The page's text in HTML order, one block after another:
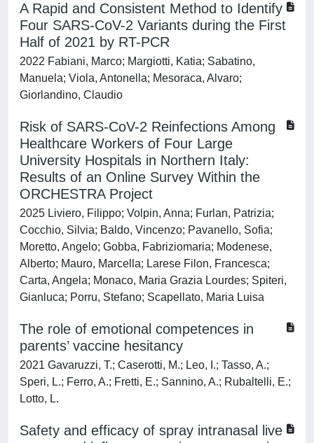
A Rapid and Consistent Method to Identify
Four SARS-CoV-2 Variants during the First
Half of 2021 by RT-PCR
2022 Fabiani, Marco; Margiotti, Katia; Sabatino,
Manuela; Viola, Antonella; Mesoraca, Alvaro;
Giorlandino, Claudio
Risk of SARS-CoV-2 Reinfections Among
Healthcare Workers of Four Large
University Hospitals in Northern Italy:
Results of an Online Survey Within the
ORCHESTRA Project
2025 Liviero, Filippo; Volpin, Anna; Furlan, Patrizia;
Cocchio, Silvia; Baldo, Vincenzo; Pavanello, Sofia;
Moretto, Angelo; Gobba, Fabriziomaria; Modenese,
Alberto; Mauro, Marcella; Larese Filon, Francesca;
Carta, Angela; Monaco, Maria Grazia Lourdes; Spiteri,
Gianluca; Porru, Stefano; Scapellato, Maria Luisa
The role of emotional competences in
parents’ vaccine hesitancy
2021 Gavaruzzi, T.; Caserotti, M.; Leo, I.; Tasso, A.;
Speri, L.; Ferro, A.; Fretti, E.; Sannino, A.; Rubaltelli, E.;
Lotto, L.
Safety and efficacy of spray intranasal live